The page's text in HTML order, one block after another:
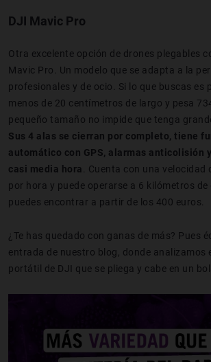
DJI Mavic Pro
Otra excelente opción de drones plegables
Mavic Pro. Un modelo que se adapta a la
profesionales y de ocio. Si lo que buscas es
menos de 20 centímetros de largo y pesa
pequeño tamaño no impide que tenga
Sus 4 alas se cierran por completo, tiene
automático con GPS, alarmas anticolisión
casi media hora . Cuenta con una
por hora y puede operarse a 6 kilómetros
puedes encontrar a partir de los 400 euros.
¿Te has quedado con ganas de más? Pues
entrada de nuestro blog, donde analizamos
portátil de DJI que se pliega y cabe en un